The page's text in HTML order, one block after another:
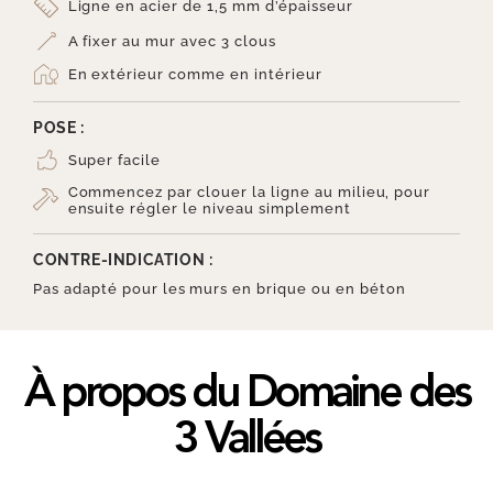
Ligne en acier de 1,5 mm d’épaisseur
A fixer au mur avec 3 clous
En extérieur comme en intérieur
POSE :
Super facile
Commencez par clouer la ligne au milieu, pour
ensuite régler le niveau simplement
CONTRE-INDICATION :
Pas adapté pour les murs en brique ou en béton
À propos du Domaine des
3 Vallées